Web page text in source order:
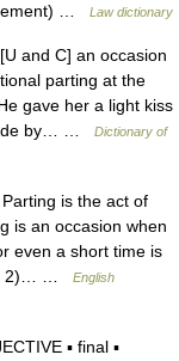
…
Law dictionary
and C] an occasion
parting at the
gave her a light kiss
by… …
Dictionary of
is the act of
is an occasion when
even a short time is
2)… …
English
▪ final ▪